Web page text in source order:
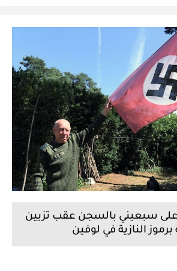
على سبعيني بالسجن عقب تزيين
برموز النازية في لوفين